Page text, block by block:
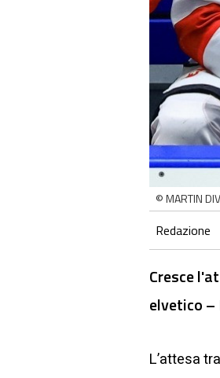
© MARTIN
Redazione
Cresce
elvetico –
L’attesa